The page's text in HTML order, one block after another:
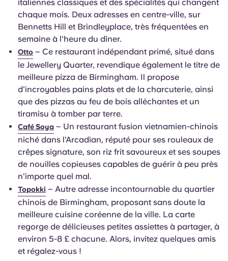
italiennes classiques et des spécialités qui changent
chaque mois. Deux adresses en centre-ville, sur
Bennetts Hill et Brindleyplace, très fréquentées en
semaine à l'heure du dîner.
Otto – Ce restaurant indépendant primé, situé dans
le Jewellery Quarter, revendique également le titre de
meilleure pizza de Birmingham. Il propose
d'incroyables pains plats et de la charcuterie, ainsi
que des pizzas au feu de bois alléchantes et un
tiramisu à tomber par terre.
Café Soya – Un restaurant fusion vietnamien-chinois
niché dans l'Arcadian, réputé pour ses rouleaux de
crêpes signature, son riz frit savoureux et ses soupes
de nouilles copieuses capables de guérir à peu près
n'importe quel mal.
Topokki – Autre adresse incontournable du quartier
chinois de Birmingham, proposant sans doute la
meilleure cuisine coréenne de la ville. La carte
regorge de délicieuses petites assiettes à partager, à
environ 5-8 £ chacune. Alors, invitez quelques amis
et régalez-vous !